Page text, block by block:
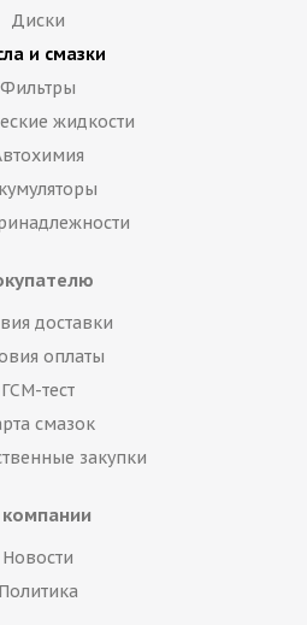
Диски
и смазки
Фильтры
жидкости
доставки
оплаты
ГСМ-тест
смазок
закупки
Новости
Политика